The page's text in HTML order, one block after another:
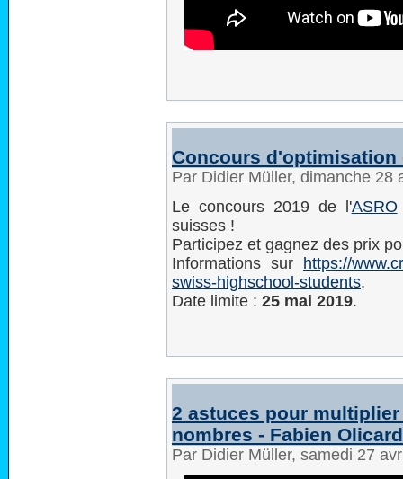
Concours d'optimisation
Par Didier Müller, dimanche 28
Le concours 2019 de l'ASRO
suisses !
Participez et gagnez des prix
Informations sur https://
swiss-highschool-students.
Date limite : 25 mai 2019.
2 astuces pour
nombres - Fabien Olicard
Par Didier Müller, samedi 27